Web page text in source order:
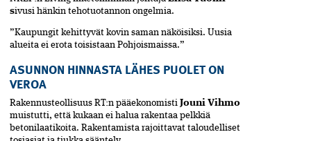
sivusi hänkin tehotuotannon ongelmia.
”Kaupungit kehittyvät kovin saman näköisiksi. Uusia
alueita ei erota toisistaan Pohjoismaissa.”
ASUNNON HINNASTA ­LÄHES PUOLET ON
VEROA
Rakennusteollisuus RT:n pääekonomisti Jouni Vihmo
muistutti, että kukaan ei halua rakentaa pelkkiä
betonilaatikoita. Rakentamista rajoittavat taloudelliset